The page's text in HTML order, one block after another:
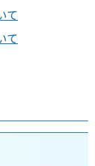
て
て